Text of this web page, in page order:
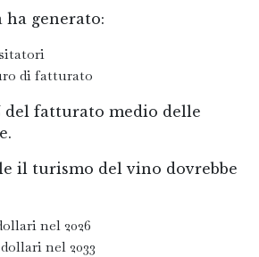
generato:
di fatturato
del fatturato medio delle
il turismo del vino dovrebbe
nel 2026
nel 2033